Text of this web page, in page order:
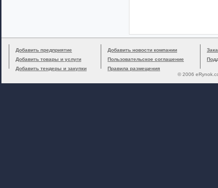
Добавить предприятие
Добавить товары и услуги
Добавить тендеры и закупки
Добавить новости компании
Пользовательское соглашение
Правила размещения
© 2006